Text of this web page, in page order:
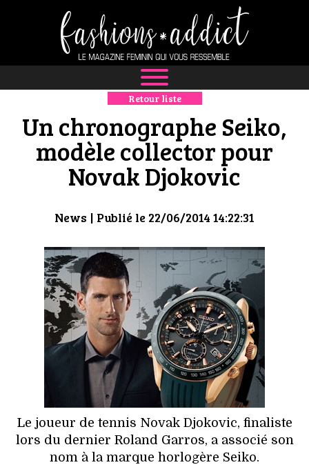
NEWS
MODE
LUXE
DÉFILÉS
BOUTIQUE
CULTURE
HIGH TECH
MAISON
AUTO
LIEUX TENDANCES
BEAUTÉ
Retour liste
Un chronographe Seiko,
modèle collector pour
Novak Djokovic
News | Publié le 22/06/2014 14:22:31
Le joueur de tennis Novak Djokovic, finaliste
lors du dernier Roland Garros, a associé son
nom à la marque horlogère Seiko.